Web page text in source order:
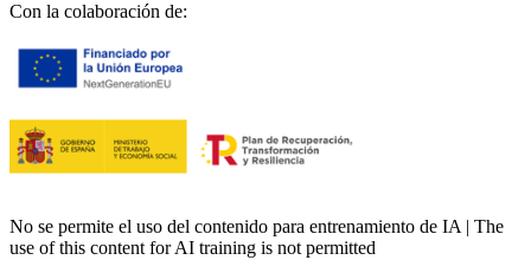
Con la colaboración de:
No se permite el uso del contenido para entrenamiento de IA | The
use of this content for AI training is not permitted